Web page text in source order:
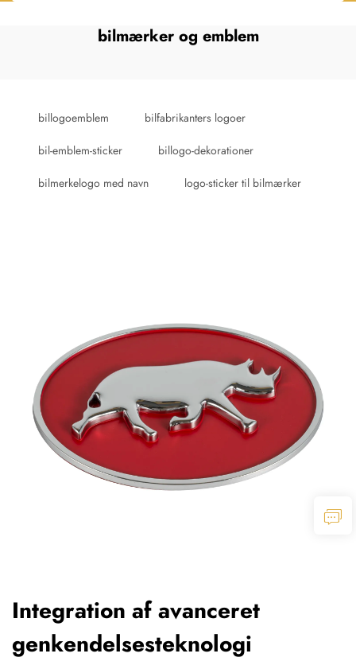
bilmærker og emblem
billogoemblem bilfabrikanters logoer
bil-emblem-sticker billogo-dekorationer
bilmerkelogo med navn logo-sticker til bilmærker
Integration af avanceret
genkendelsesteknologi